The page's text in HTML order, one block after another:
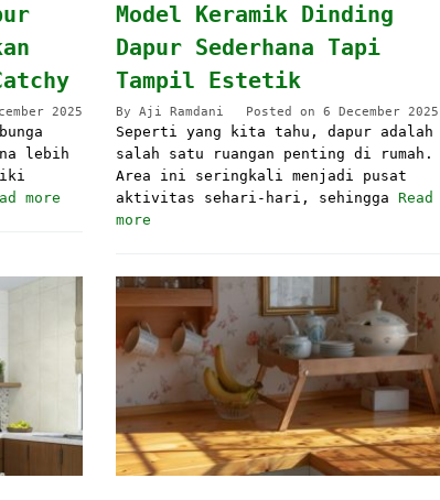
2025
lebih
more
Model Keramik Dinding
Dapur Sederhana Tapi
Tampil Estetik
By Aji Ramdani Posted on 6 December 2025
Seperti yang kita tahu, dapur adalah
salah satu ruangan penting di rumah.
Area ini seringkali menjadi pusat
aktivitas sehari-hari, sehingga Read
more